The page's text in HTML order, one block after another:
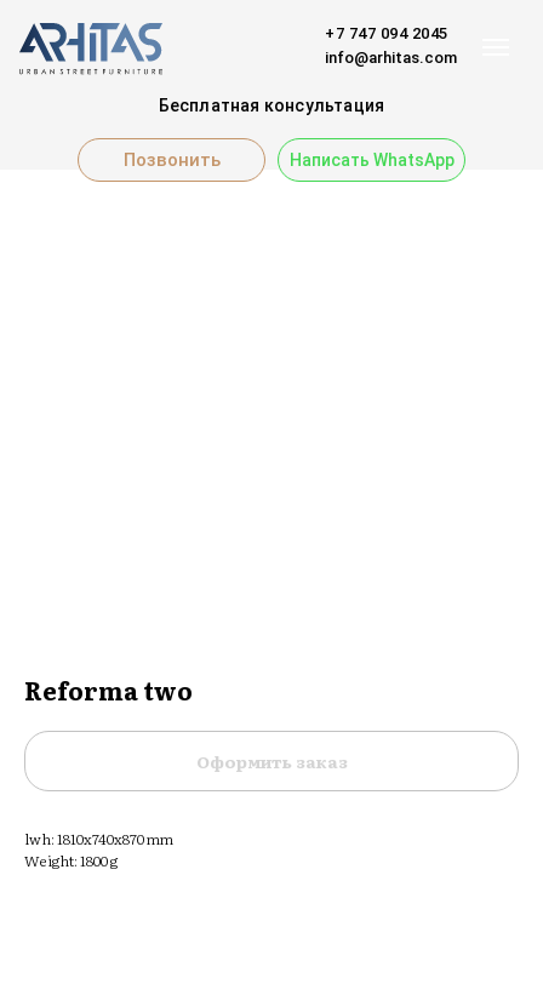
+7 747 094 2045
info@arhitas.com
Позвонить
Бесплатная консультация
Написать WhatsApp
Reforma two
Оформить заказ
lwh: 1810x740x870 mm
Weight: 1800 g